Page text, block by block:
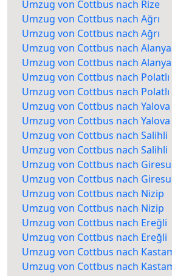
Umzug von Cottbus nach Rize
Umzug von Cottbus nach Ağrı
Umzug von Cottbus nach Ağrı
Umzug von Cottbus nach Alanya
Umzug von Cottbus nach Alanya
Umzug von Cottbus nach Polatlı
Umzug von Cottbus nach Polatlı
Umzug von Cottbus nach Yalova
Umzug von Cottbus nach Yalova
Umzug von Cottbus nach Salihli
Umzug von Cottbus nach Salihli
Umzug von Cottbus nach
Umzug von Cottbus nach
Umzug von Cottbus nach Nizip
Umzug von Cottbus nach Nizip
Umzug von Cottbus nach Ereğli
Umzug von Cottbus nach Ereğli
Umzug von Cottbus nach
Umzug von Cottbus nach